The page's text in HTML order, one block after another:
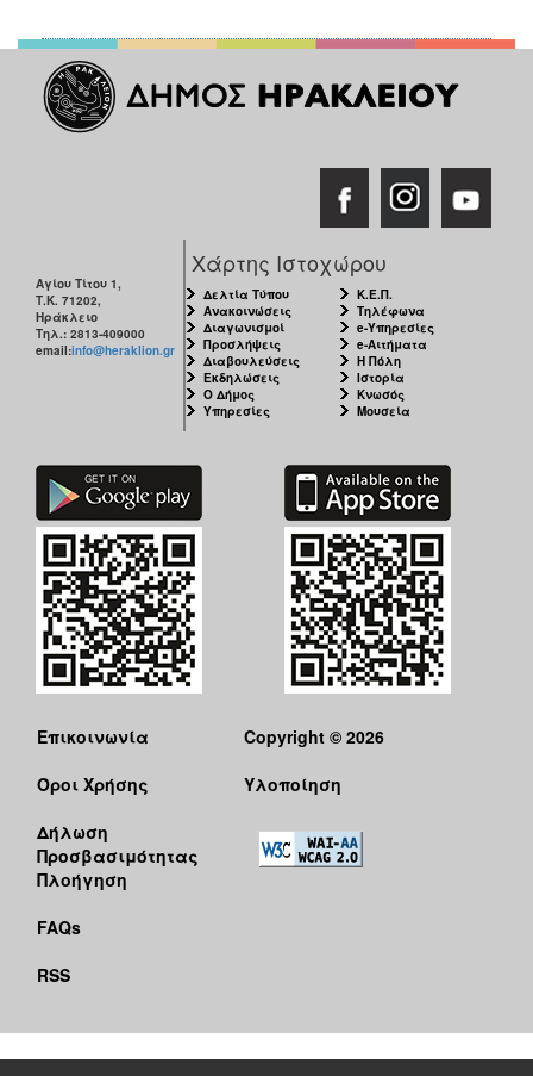
Αγίου Τίτου 1,
Τ.Κ. 71202,
Ηράκλειο
Τηλ.: 2813-409000
email:info@heraklion.gr
Χάρτης Ιστοχώρου
Δελτία Τύπου
Ανακοινώσεις
Διαγωνισμοί
Προσλήψεις
Διαβουλεύσεις
Εκδηλώσεις
Ο Δήμος
Υπηρεσίες
Κ.Ε.Π.
Τηλέφωνα
e-Υπηρεσίες
e-Αιτήματα
Η Πόλη
Ιστορία
Κνωσός
Μουσεία
Επικοινωνία
Όροι Χρήσης
Δήλωση
Προσβασιμότητας
Πλοήγηση
FAQs
RSS
Copyright © 2026
Υλοποίηση